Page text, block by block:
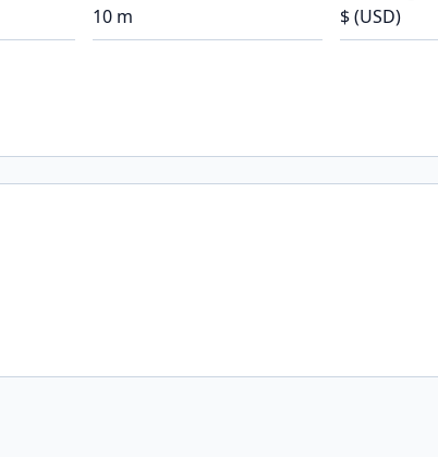
10 m
$ (USD)